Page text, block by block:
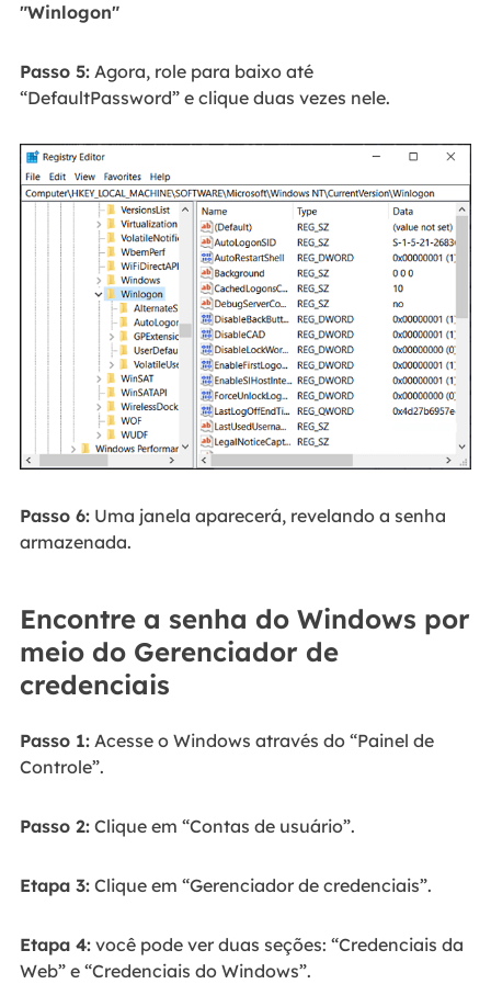
"Winlogon"
Passo 5:Agora, role para baixo até
“DefaultPassword” e clique duas vezes nele.
Passo 6:Uma janela aparecerá, revelando a senha
armazenada.
Encontre a senha do Windows por
meio do Gerenciador de
credenciais
Passo 1:Acesse o Windows através do “Painel de
Controle”.
Passo 2:Clique em “Contas de usuário”.
Etapa 3:Clique em “Gerenciador de credenciais”.
Etapa 4:você pode ver duas seções: “Credenciais da
Web” e “Credenciais do Windows”.